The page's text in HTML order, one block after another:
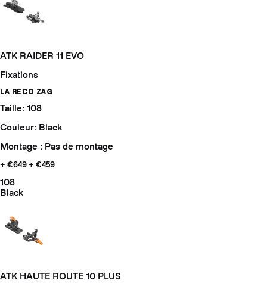
ATK RAIDER 11 EVO
Fixations
LA RECO ZAG
Taille: 108
Couleur: Black
Montage : Pas de montage
+ €649 + €459
108
Black
ATK HAUTE ROUTE 10 PLUS